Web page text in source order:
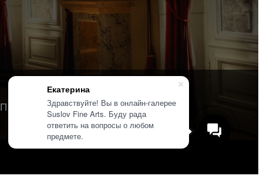
Екатерина
Здравствуйте! Вы в онлайн-галерее
Suslov Fine Arts. Буду рада
ответить на вопросы о любом
предмете.
Политика конфиденциальности